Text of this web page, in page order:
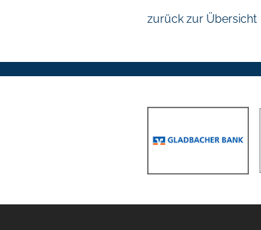
zurück zur Übersicht